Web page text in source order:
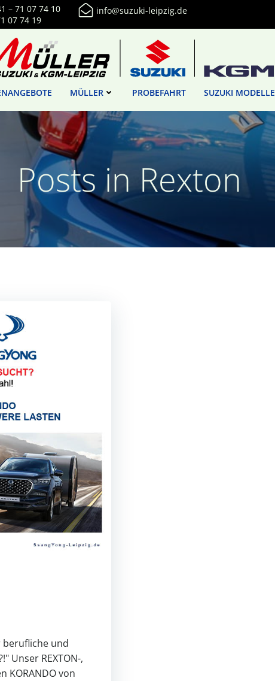
– 71 07 74 10
07 74 19
info@suzuki-leipzig.de
MÜLLER PROBEFAHRT SUZUKI MODELLE
Posts in Rexton
berufliche und
Unser REXTON-,
KORANDO von